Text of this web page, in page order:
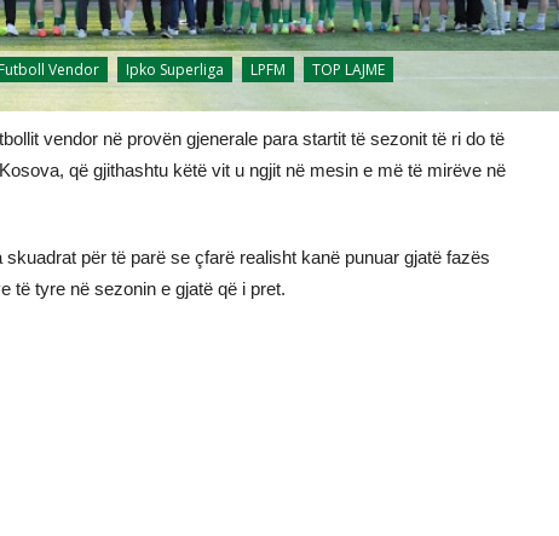
Futboll Vendor Ipko Superliga LPFM TOP LAJME
vendor në provën gjenerale para startit të sezonit të ri do të
që gjithashtu këtë vit u ngjit në mesin e më të mirëve në
për të parë se çfarë realisht kanë punuar gjatë fazës
të tyre në sezonin e gjatë që i pret.